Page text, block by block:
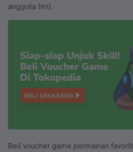
anggota tim).
Beli voucher game permainan